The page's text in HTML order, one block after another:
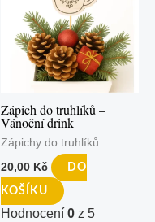
Zápich do truhlíků –
Vánoční drink
Zápichy do truhlíků
20,00 Kč DO
KOŠÍKU
Hodnocení 0 z 5